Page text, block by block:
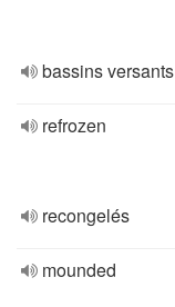
bassins versants
refrozen
recongelés
mounded